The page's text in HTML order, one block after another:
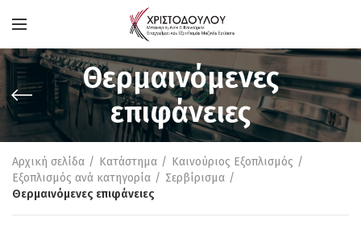
Θερμαινόμενες
επιφάνειες
Αρχική σελίδα Κατάστημα
Καινούριος Εξοπλισμός
Εξοπλισμός ανά κατηγορία
Σερβίρισμα
Θερμαινόμενες επιφάνειες